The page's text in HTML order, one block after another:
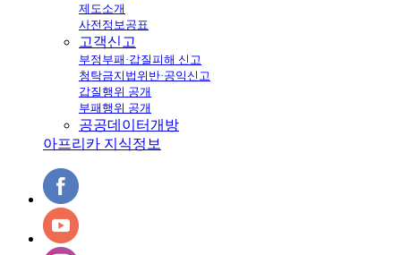
제도소개
사전정보공표
고객신고
부정부패·갑질피해 신고
청탁금지법위반·공익신고
갑질행위 공개
부패행위 공개
공공데이터개방
아프리카 지식정보